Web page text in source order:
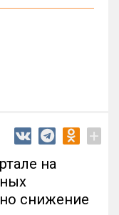
+
на
снижение